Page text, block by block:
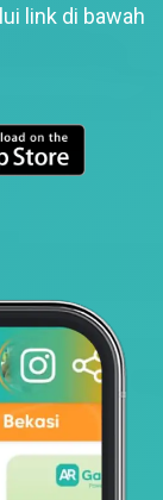
link di bawah